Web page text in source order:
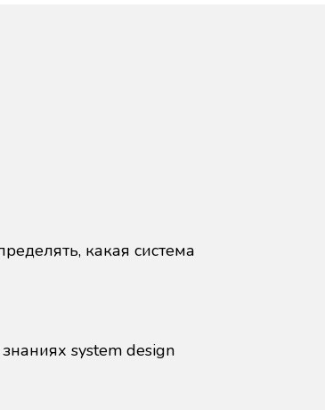
какая система
system design